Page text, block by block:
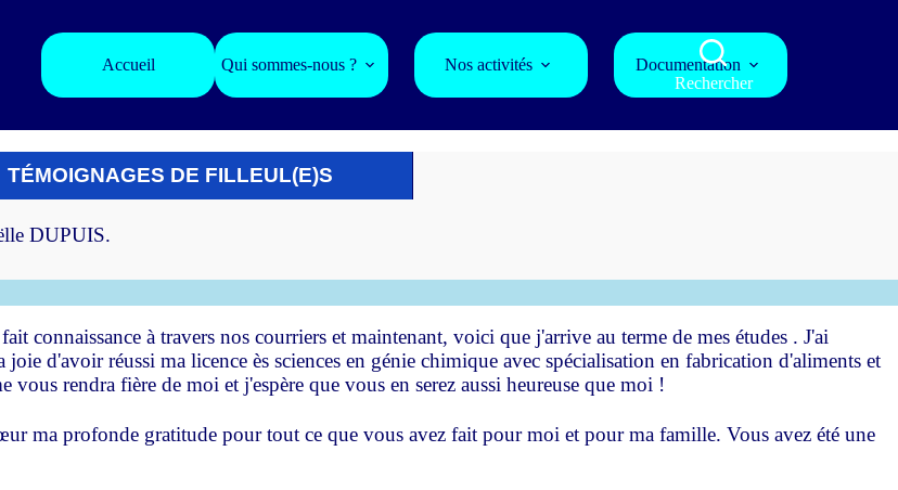
Accueil Qui sommes-nous ? Nos activités
Documentation
Rechercher
TÉMOIGNAGES DE FILLEUL(E)S
DUPUIS.
connaissance à travers nos courriers et maintenant, voici que j'arrive au terme de mes études . J'ai
d'avoir réussi ma licence ès sciences en génie chimique avec spécialisation en fabrication d'aliments et
vous rendra fière de moi et j'espère que vous en serez aussi heureuse que moi !
ma profonde gratitude pour tout ce que vous avez fait pour moi et pour ma famille. Vous avez été une